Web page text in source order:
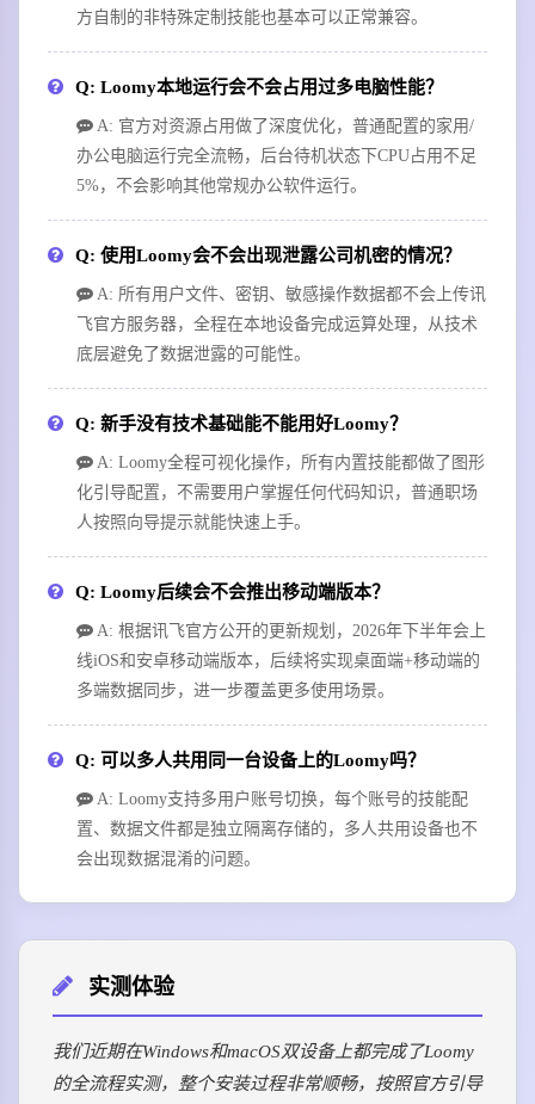
方自制的非特殊定制技能也基本可以正常兼容。
Q: Loomy本地运行会不会占用过多电脑性能？
A: 官方对资源占用做了深度优化，普通配置的家用/
办公电脑运行完全流畅，后台待机状态下CPU占用不足
5%，不会影响其他常规办公软件运行。
Q: 使用Loomy会不会出现泄露公司机密的情况？
A: 所有用户文件、密钥、敏感操作数据都不会上传讯
飞官方服务器，全程在本地设备完成运算处理，从技术
底层避免了数据泄露的可能性。
Q: 新手没有技术基础能不能用好Loomy？
A: Loomy全程可视化操作，所有内置技能都做了图形
化引导配置，不需要用户掌握任何代码知识，普通职场
人按照向导提示就能快速上手。
Q: Loomy后续会不会推出移动端版本？
A: 根据讯飞官方公开的更新规划，2026年下半年会上
线iOS和安卓移动端版本，后续将实现桌面端+移动端的
多端数据同步，进一步覆盖更多使用场景。
Q: 可以多人共用同一台设备上的Loomy吗？
A: Loomy支持多用户账号切换，每个账号的技能配
置、数据文件都是独立隔离存储的，多人共用设备也不
会出现数据混淆的问题。
实测体验
我们近期在Windows和macOS双设备上都完成了Loomy
的全流程实测，整个安装过程非常顺畅，按照官方引导